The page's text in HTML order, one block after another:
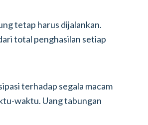
tetap harus dijalankan.
total penghasilan setiap
terhadap segala macam
waktu. Uang tabungan